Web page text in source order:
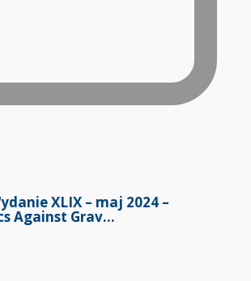
XLIX – maj 2024 –
Against Grav...